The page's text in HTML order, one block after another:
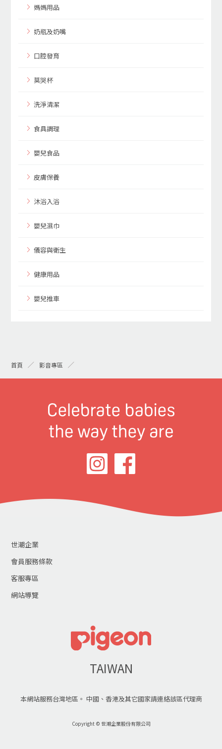
媽媽用品
奶瓶及奶嘴
口腔發育
莫哭杯
洗淨清潔
食具調理
嬰兒食品
皮膚保養
沐浴入浴
嬰兒濕巾
儀容與衛生
健康用品
嬰兒推車
首頁 影音專區
世潮企業
會員服務條款
客服專區
網站導覽
TAIWAN
本網站服務台灣地區。 中國、香港及其它國家請連絡該區代理商
Copyright © 世潮企業股份有限公司